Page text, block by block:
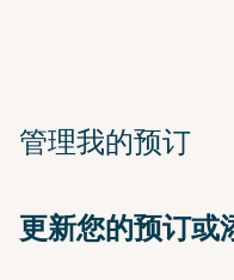
管理我的预订
更新您的预订或